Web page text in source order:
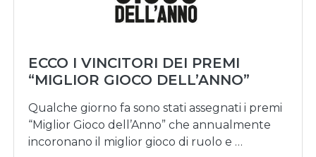
ECCO I VINCITORI DEI PREMI
“MIGLIOR GIOCO DELL’ANNO”
Qualche giorno fa sono stati assegnati i premi
“Miglior Gioco dell’Anno” che annualmente
incoronano il miglior gioco di ruolo e …